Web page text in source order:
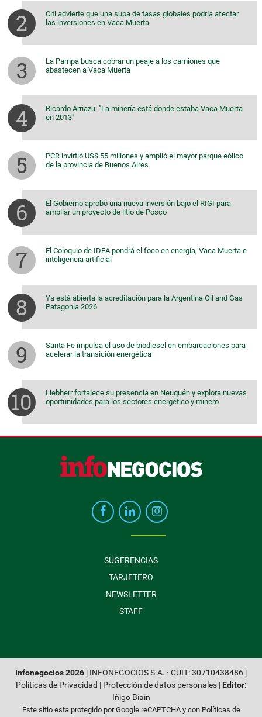
Citi advierte que una suba de tasas globales podría afectar
las inversiones en Vaca Muerta
La Pampa busca cobrar un peaje a los camiones que
abastecen a Vaca Muerta
Ricardo Arriazu: "La minería está donde estaba Vaca Muerta
en 2013"
PCR invirtió US$ 55 millones y amplió el mayor parque eólico
de la provincia de Buenos Aires
El Gobierno aprobó una nueva inversión bajo el RIGI para
ampliar un proyecto de litio de Posco
El Coloquio de IDEA pondrá el foco en energía, Vaca Muerta e
inteligencia artificial
Ya está abierta la acreditación para la Argentina Oil and Gas
Patagonia 2026
Santa Fe impulsa el uso de biodiesel en embarcaciones para
acelerar la transición energética
Liebherr fortalece su presencia en Neuquén y explora nuevas
oportunidades para los sectores energético y minero
SUGERENCIAS
TARJETERO
NEWSLETTER
STAFF
Infonegocios 2026 | INFONEGOCIOS S.A. · CUIT: 30710438486 |
Políticas de Privacidad | Protección de datos personales| Editor:
Iñigo Biain
Este sitio esta protegido por Google reCAPTCHA y con Políticas de